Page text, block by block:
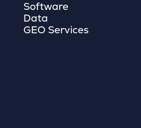
Software
Data
GEO Services